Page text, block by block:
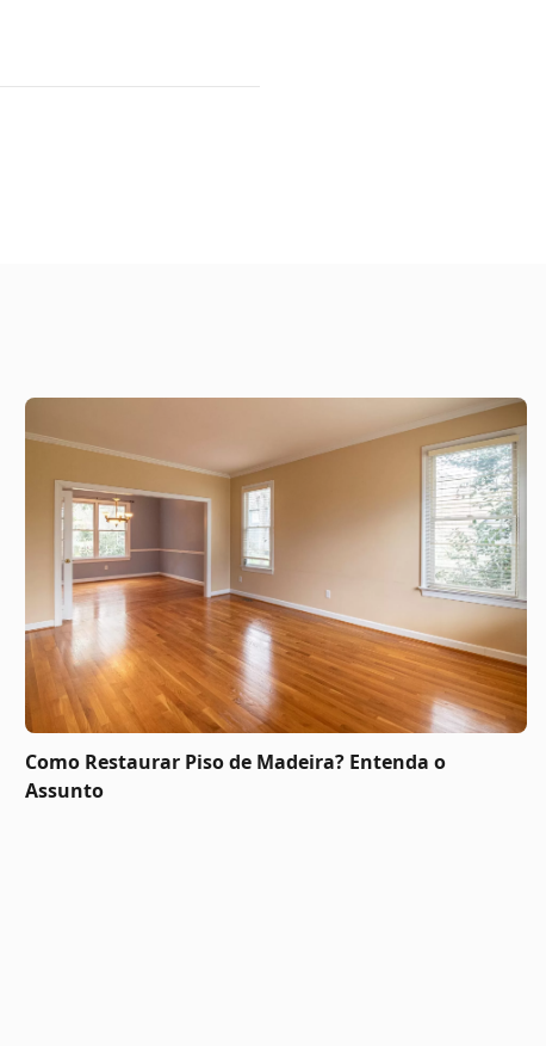
Como Restaurar Piso de Madeira? Entenda o
Assunto